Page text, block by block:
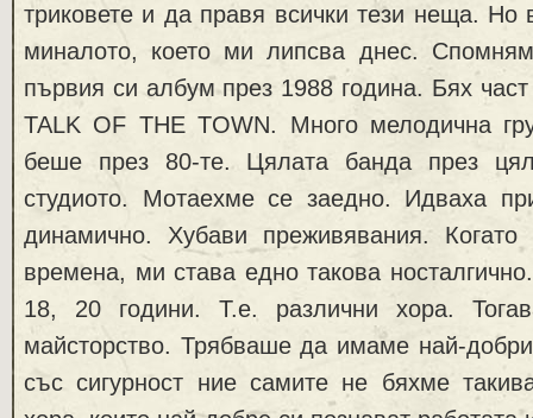
триковете и да правя всички тези неща.
миналото, което ми липсва днес. Спомням
първия си албум през 1988 година. Бях
TALK OF THE TOWN. Много мелодична
беше през 80-те. Цялата банда през
студиото. Мотаехме се заедно. Идваха
динамично. Хубави преживявания.
времена, ми става едно такова
18, 20 години. Т.е. различни хора.
майсторство. Трябваше да имаме най-
със сигурност ние самите не бяхме